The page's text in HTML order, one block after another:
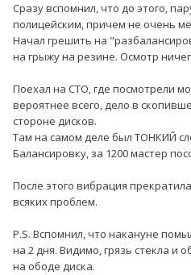
Сразу вспомнил, что до этого,
полицейским, причем не очень
Начал грешить на
на грыжу на резине. Осмотр
Поехал на СТО, где посмотрели
вероятнее всего, дело в
стороне дисков.
Там на самом деле был ТОНКИЙ
Балансировку, за 1200 мастер
После этого вибрация
всяких проблем.
P.S. Вспомнил, что накануне
на 2 дня. Видимо, грязь стекла и
на ободе диска.